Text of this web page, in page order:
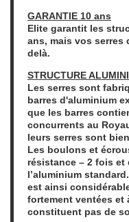
GARANTIE 10 ans
Elite garantit les
ans, mais vos serres
delà.
STRUCTURE
Les serres sont
barres d'aluminium
que les barres
concurrents au
leurs serres sont
Les boulons et
résistance – 2 fois
l’aluminium
est ainsi
fortement ventées
constituent pas de